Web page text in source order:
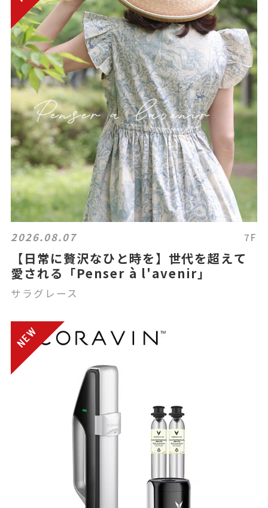
2026.08.07 7F
【日常に贅沢なひと時を】世代を超えて
愛される「Penser à l'avenir」
サラグレース